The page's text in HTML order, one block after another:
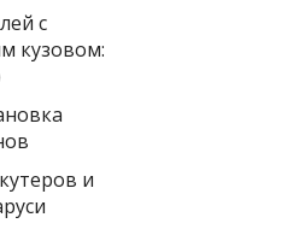
с
кузовом:
и